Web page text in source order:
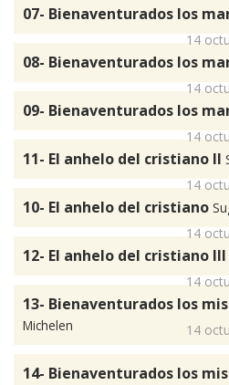
07- Bienaventurados los
14
08- Bienaventurados los
14
09- Bienaventurados los
14
11- El anhelo del cristiano II
14
10- El anhelo del cristiano
14
12- El anhelo del cristiano III
14
13- Bienaventurados los
Michelen
14
14- Bienaventurados los